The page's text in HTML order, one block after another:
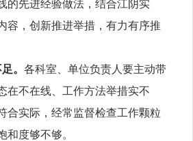
的先进经验做法，结合江阴实
容，创新推进举措，有力有序推
足。各科室、单位负责人要主动带
在不在线、工作方法举措实不
合实际，经常监督检查工作颗粒
和度够不够。